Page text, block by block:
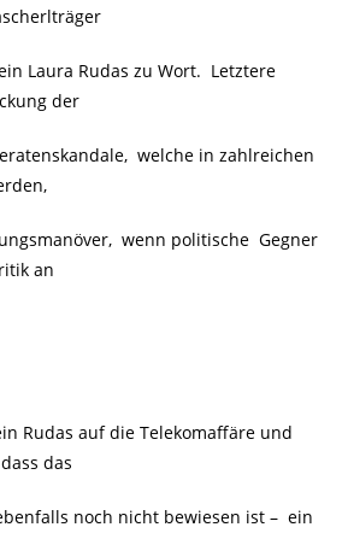
Laura Rudas zu Wort. Letztere
der
welche in zahlreichen
wenn politische Gegner
an
Rudas auf die Telekomaffäre und
das
noch nicht bewiesen ist – ein